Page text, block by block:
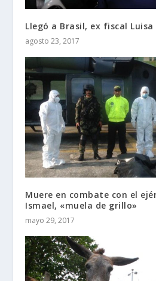
Llegó a Brasil, ex fiscal
agosto 23, 2017
Muere en combate con el
Ismael, «muela de grillo»
mayo 29, 2017